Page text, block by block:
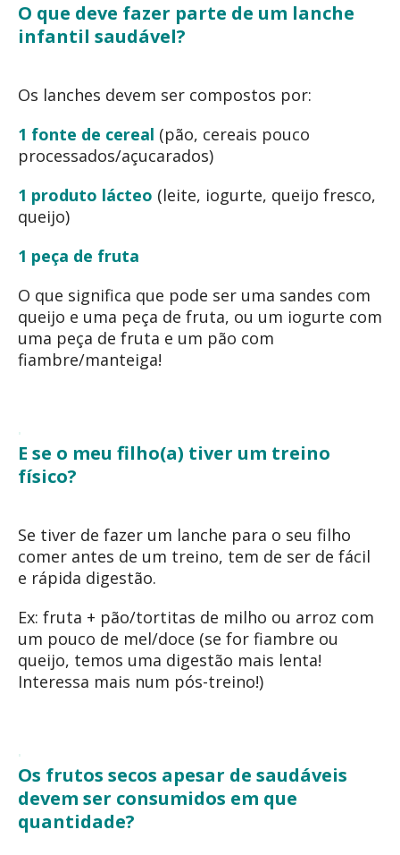
O que deve fazer parte de um lanche
infantil saudável?
Os lanches devem ser compostos por:
1 fonte de cereal (pão, cereais pouco
processados/açucarados)
1 produto lácteo (leite, iogurte, queijo fresco,
queijo)
1 peça de fruta
O que significa que pode ser uma sandes com
queijo e uma peça de fruta, ou um iogurte com
uma peça de fruta e um pão com
fiambre/manteiga!
E se o meu filho(a) tiver um treino
físico?
Se tiver de fazer um lanche para o seu filho
comer antes de um treino, tem de ser de fácil
e rápida digestão.
Ex: fruta + pão/tortitas de milho ou arroz com
um pouco de mel/doce (se for fiambre ou
queijo, temos uma digestão mais lenta!
Interessa mais num pós-treino!)
Os frutos secos apesar de saudáveis
devem ser consumidos em que
quantidade?